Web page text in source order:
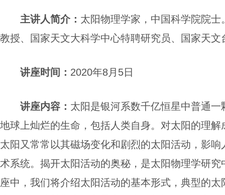
主讲人简介： 太阳物理学家，中国科学院院
教授、国家天文大科学中心特聘研究员、国家天文
讲座时间： 2020年8月5日
讲座内容 ： 太阳是银河系数千亿恒星中普通
地球上灿烂的生命，包括人类自身。对太阳的理
太阳又常常以其磁场变化和剧烈的太阳活动，影
术系统。揭开太阳活动的奥秘，是太阳物理学研
座中，我们将介绍太阳活动的基本形式，典型的